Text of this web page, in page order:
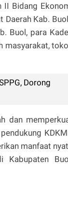
II Bidang
Daerah Kab.
Buol, para
masyarakat,
Dorong
dan
manfaat
Kabupaten